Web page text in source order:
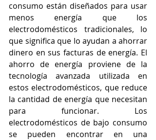
consumo están diseñados para usar
menos energía que los
electrodomésticos tradicionales, lo
que significa que lo ayudan a ahorrar
dinero en sus facturas de energía. El
ahorro de energía proviene de la
tecnología avanzada utilizada en
estos electrodomésticos, que reduce
la cantidad de energía que necesitan
para funcionar. Los
electrodomésticos de bajo consumo
se pueden encontrar en una